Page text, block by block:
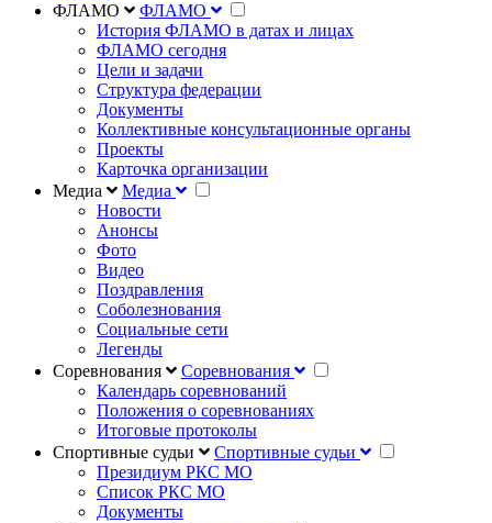
ФЛАМО
ФЛАМО
История ФЛАМО в датах и лицах
ФЛАМО сегодня
Цели и задачи
Структура федерации
Документы
Коллективные консультационные органы
Проекты
Карточка организации
Медиа
Медиа
Новости
Анонсы
Фото
Видео
Поздравления
Соболезнования
Социальные сети
Легенды
Соревнования
Соревнования
Календарь соревнований
Положения о соревнованиях
Итоговые протоколы
Спортивные судьи
Спортивные судьи
Президиум РКС МО
Список РКС МО
Документы